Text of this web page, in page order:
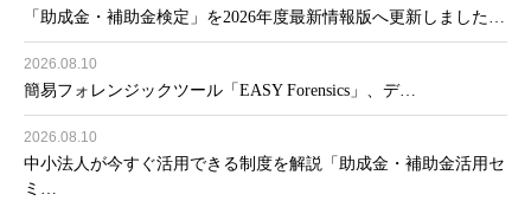
「助成金・補助金検定」を2026年度最新情報版へ更新しました…
2026.08.10
簡易フォレンジックツール「EASY Forensics」、デ…
2026.08.10
中小法人が今すぐ活用できる制度を解説「助成金・補助金活用セ
ミ…